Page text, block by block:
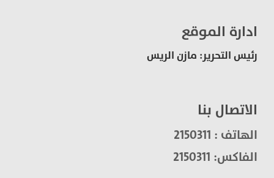
ادارة الموقع
رئيس التحرير: مازن الريس
الاتصال بنا
الهاتف : 2150311
الفاكس: 2150311